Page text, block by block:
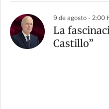
9 de agosto - 2:00
La
Castillo”